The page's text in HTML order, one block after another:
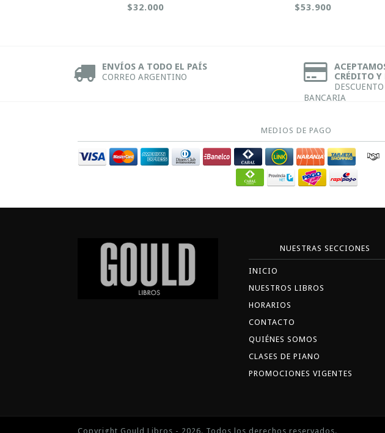
$32.000 $53.900
ENVÍOS A TODO EL PAÍS
CORREO ARGENTINO
CRÉDITO
BANCARIA
MEDIOS DE PAGO
NUESTRAS SECCIONES
INICIO
NUESTROS LIBROS
HORARIOS
CONTACTO
QUIÉNES SOMOS
CLASES DE PIANO
PROMOCIONES VIGENTES
Copyright Gould Libros - 2026. Todos los derechos reservados.